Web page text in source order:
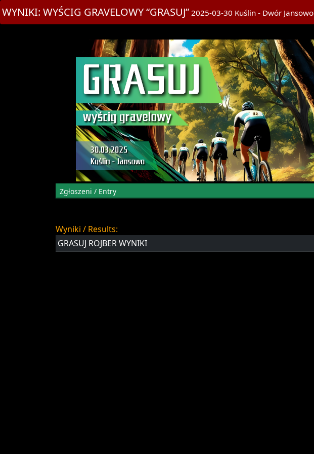
title>WYŚCIG GRAVELOWY “GRASUJ”
WYNIKI: WYŚCIG GRAVELOWY “GRASUJ” 2025-03-30 Kuślin - Dwór Jansowo
Zgłoszeni / Entry
Wyniki / Results:
GRASUJ ROJBER WYNIKI